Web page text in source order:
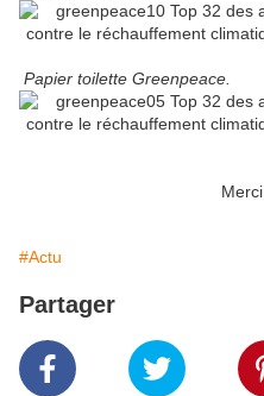
Papier toilette Greenpeace.
Merci
#Actu
Partager